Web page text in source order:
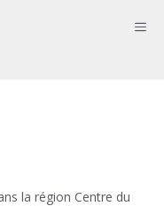
la région Centre du